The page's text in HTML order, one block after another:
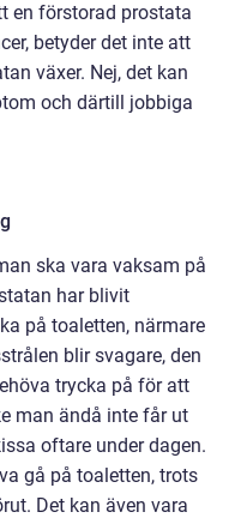
en förstorad prostata
betyder det inte att
växer. Nej, det kan
och därtill jobbiga
ska vara vaksam på
har blivit
på toaletten, närmare
blir svagare, den
trycka på för att
man ändå inte får ut
oftare under dagen.
gå på toaletten, trots
Det kan även vara